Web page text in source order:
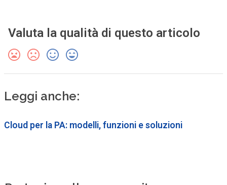
Valuta la qualità di questo articolo
Leggi anche:
Cloud per la PA: modelli, funzioni e soluzioni